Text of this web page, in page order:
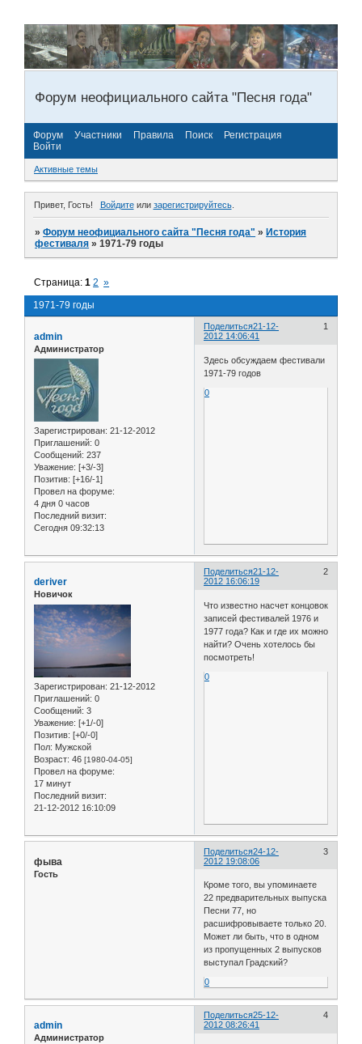
Форум неофициального сайта "Песня года"
Форум Участники Правила Поиск
Регистрация
Войти
Активные темы
Привет, Гость! Войдитеили зарегистрируйтесь.
»Форум неофициального сайта "Песня года" » История
фестиваля »1971-79 годы
1971-79 годы
Страница:1 2 »
Поделиться 1
21-12-
2012 14:06:41
admin
Администратор
Зарегистрирован: 21-12-2012
Приглашений: 0
Сообщений: 237
Уважение: [+3/-3]
Позитив: [+16/-1]
Провел на форуме:
4 дня 0 часов
Последний визит:
Сегодня 09:32:13
Здесь обсуждаем фестивали
1971-79 годов
0
Поделиться 2
21-12-
2012 16:06:19
deriver
Новичок
Зарегистрирован: 21-12-2012
Приглашений: 0
Сообщений: 3
Уважение: [+1/-0]
Позитив: [+0/-0]
Пол: Мужской
Возраст: 46 [1980-04-05]
Провел на форуме:
17 минут
Последний визит:
21-12-2012 16:10:09
Что известно насчет концовок
записей фестивалей 1976 и
1977 года? Как и где их можно
найти? Очень хотелось бы
посмотреть!
0
Поделиться 3
24-12-
2012 19:08:06
фыва
Гость
Кроме того, вы упоминаете
22 предварительных выпуска
Песни 77, но
расшифровываете только 20.
Может ли быть, что в одном
из пропущенных 2 выпусков
выступал Градский?
0
Поделиться 4
25-12-
2012 08:26:41
admin
Администратор